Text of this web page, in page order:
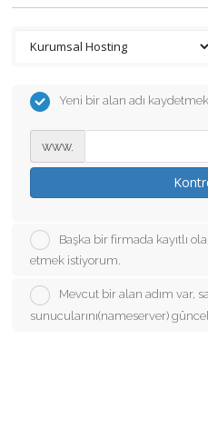
Yeni bir alan adı
www.
Başka bir firmada kayıtlı
etmek istiyorum.
Mevcut bir alan adım var,
sunucularını(nameserver)